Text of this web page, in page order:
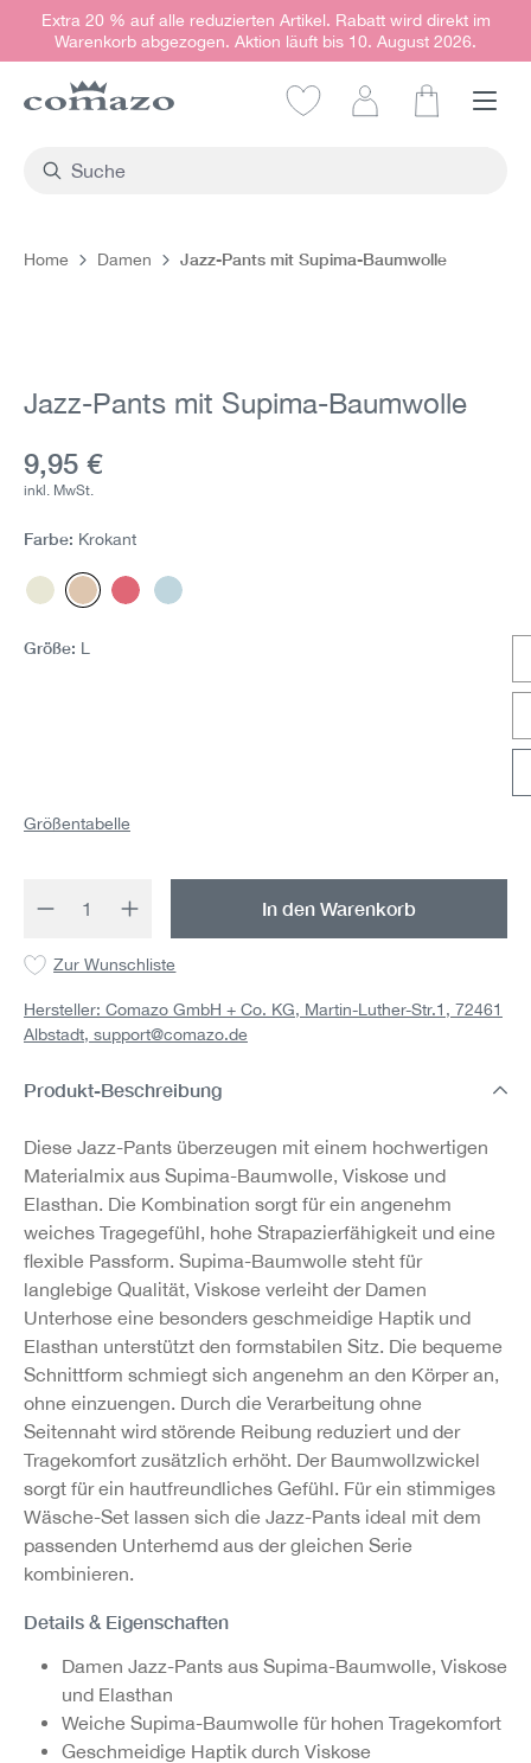
springen
Extra 20 % auf alle reduzierten Artikel. Rabatt wird direkt im
Warenkorb abgezogen. Aktion läuft bis 10. August 2026.
Home Damen Jazz-Pants mit Supima-Baumwolle
Jazz-Pants mit Supima-Baumwolle
Aktueller Preis:
9,95 €
inkl. MwSt.
Farbe: Krokant
EcruKrokantKoralle
Sky
Größe: L
Größentabelle
Produkt Anzahl: Gib den gewünschten
In den Warenkorb
Zur Wunschliste
Hersteller: Comazo GmbH + Co. KG, Martin-Luther-Str.1, 72461
Albstadt, support@comazo.de
Produkt-Beschreibung
Diese Jazz-Pants überzeugen mit einem hochwertigen
Materialmix aus Supima-Baumwolle, Viskose und
Elasthan. Die Kombination sorgt für ein angenehm
weiches Tragegefühl, hohe Strapazierfähigkeit und eine
flexible Passform. Supima-Baumwolle steht für
langlebige Qualität, Viskose verleiht der Damen
Unterhose eine besonders geschmeidige Haptik und
Elasthan unterstützt den formstabilen Sitz. Die bequeme
Schnittform schmiegt sich angenehm an den Körper an,
ohne einzuengen. Durch die Verarbeitung ohne
Seitennaht wird störende Reibung reduziert und der
Tragekomfort zusätzlich erhöht. Der Baumwollzwickel
sorgt für ein hautfreundliches Gefühl. Für ein stimmiges
Wäsche-Set lassen sich die Jazz-Pants ideal mit dem
passenden Unterhemd aus der gleichen Serie
kombinieren.
Details & Eigenschaften
Damen Jazz-Pants aus Supima-Baumwolle, Viskose
und Elasthan
Weiche Supima-Baumwolle für hohen Tragekomfort
Geschmeidige Haptik durch Viskose